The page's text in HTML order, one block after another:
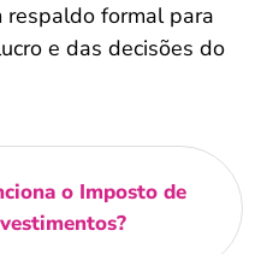
respaldo formal para
e das decisões do
o Imposto de